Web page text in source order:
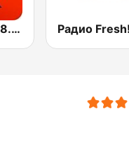
Радио1Rock 98.3 FM ( Radio 1 Rock )